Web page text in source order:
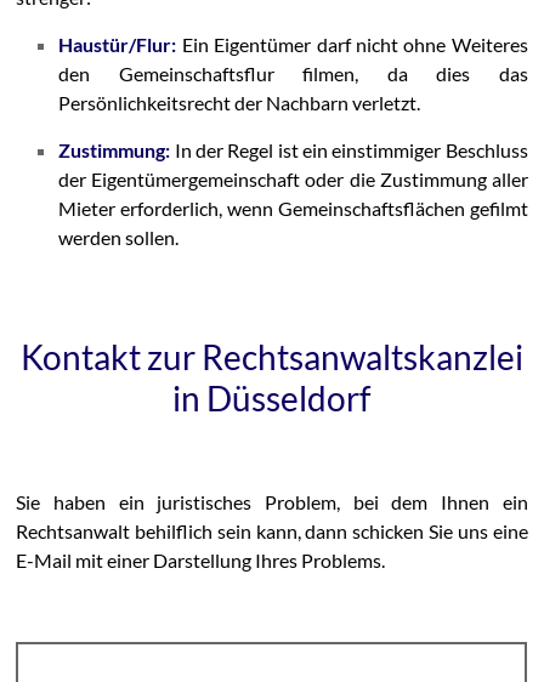
Haustür/Flur: Ein Eigentümer darf nicht ohne Weiteres
den Gemeinschaftsflur filmen, da dies das
Persönlichkeitsrecht der Nachbarn verletzt.
Zustimmung: In der Regel ist ein einstimmiger Beschluss
der Eigentümergemeinschaft oder die Zustimmung aller
Mieter erforderlich, wenn Gemeinschaftsflächen gefilmt
werden sollen.
Kontakt zur Rechtsanwaltskanzlei
in Düsseldorf
Sie haben ein juristisches Problem, bei dem Ihnen ein
Rechtsanwalt behilflich sein kann, dann schicken Sie uns eine
E-Mail mit einer Darstellung Ihres Problems.